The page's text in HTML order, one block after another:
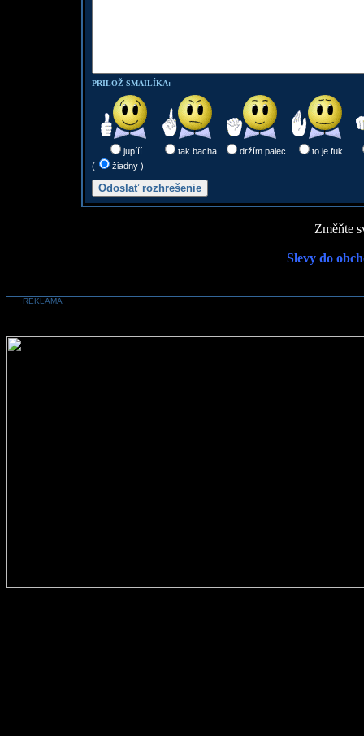
PRILOŽ SMAILÍKA:
jupííí tak bacha držím palec
to je fuk
(
žiadny )
Změňte
Slevy do
REKLAMA